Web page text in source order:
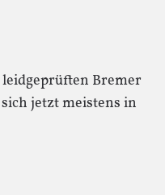
Bremer
jetzt meistens in